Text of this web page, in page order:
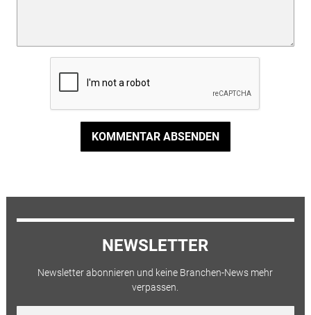
KOMMENTAR ABSENDEN
NEWSLETTER
Newsletter abonnieren und keine Branchen-News mehr
verpassen.